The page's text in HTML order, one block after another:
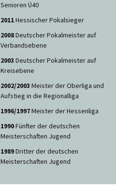
Senioren Ü40
2011Hessischer Pokalsieger
2008Deutscher Pokalmeister auf
Verbandsebene
2003 Deutscher Pokalmeister auf
Kreisebene
2002/2003 Meister der Oberliga und
Aufstieg in die Regionalliga
1996/1997Meister der Hessenliga
1990Fünfter der deutschen
Meisterschaften Jugend
1989Dritter der deutschen
Meisterschaften Jugend